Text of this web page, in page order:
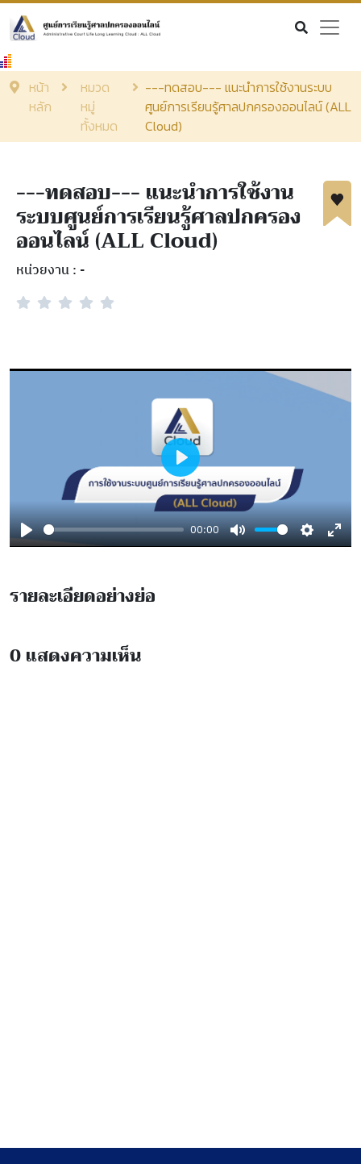
ดูถ่ายทอดสด
สื่อการเรียนรู้
หนังสืออิเล็กทรอนิกส์
EN | TH
หน้า
หลัก
หมวด
หมู่
ทั้งหมด
---ทดสอบ--- แนะนำการใช้งานระบบ
ศูนย์การเรียนรู้ศาลปกครองออนไลน์ (ALL
Cloud)
---ทดสอบ--- แนะนำการใช้งาน
ระบบศูนย์การเรียนรู้ศาลปกครอง
ออนไลน์ (ALL Cloud)
หน่วยงาน : -
Play
00:00
Mute Settings
Play
รายละเอียดอย่างย่อ
0แสดงความเห็น